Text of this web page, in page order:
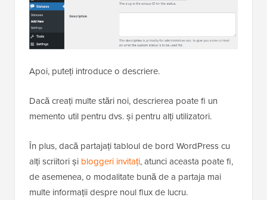
Apoi, puteți introduce o descriere.
Dacă creați multe stări noi, descrierea poate fi un
memento util pentru dvs. și pentru alți utilizatori.
În plus, dacă partajați tabloul de bord WordPress cu
alți scriitori și bloggeri invitați, atunci aceasta poate fi,
de asemenea, o modalitate bună de a partaja mai
multe informații despre noul flux de lucru.